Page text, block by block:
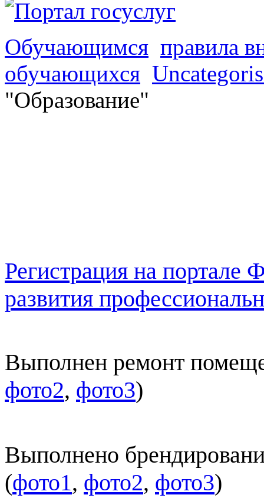
Обучающимся правила
обучающихся
"Образование"
Регистрация на
развития
Выполнен ремонт
фото2, фото3)
Выполнено
(фото1, фото2, фото3)